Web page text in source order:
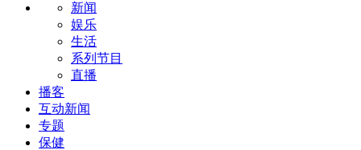
新闻
娱乐
生活
系列节目
直播
播客
互动新闻
专题
保健